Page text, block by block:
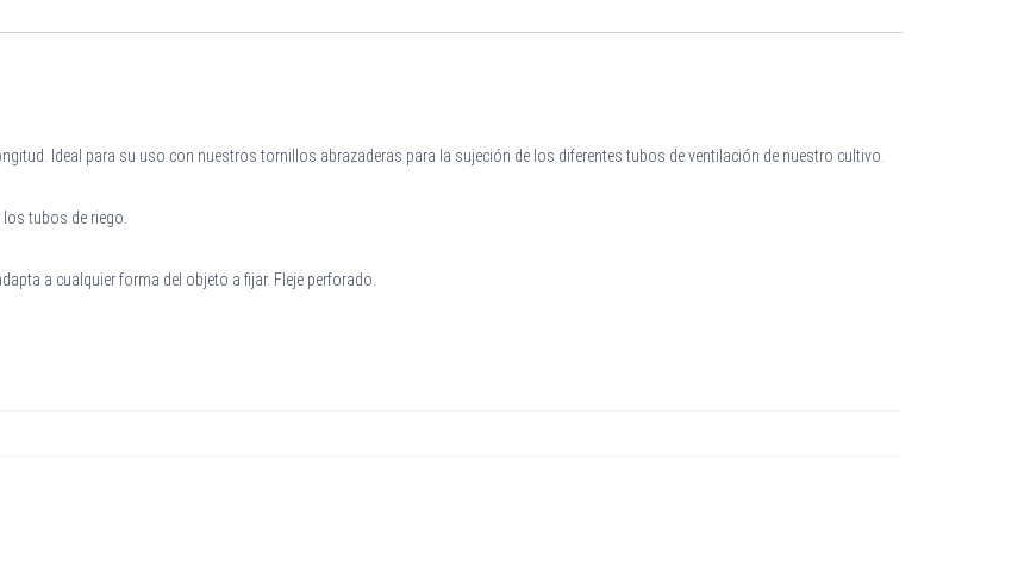
Ideal para su uso con nuestros tornillos abrazaderas para la sujeción de los diferentes tubos de ventilación de nuestro cultivo.
tubos de riego.
a cualquier forma del objeto a fijar. Fleje perforado.